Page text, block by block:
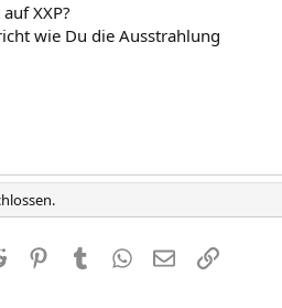
XXP?
wie Du die Ausstrahlung
Reddit PinterestTumblr WhatsApp
E-MailLink